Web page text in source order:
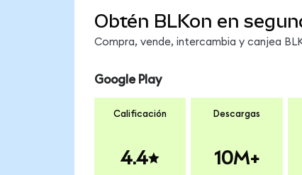
Obtén BLKon en
Compra, vende, intercambia y canjea
Google Play
Calificación
4.4
Descargas
10M+